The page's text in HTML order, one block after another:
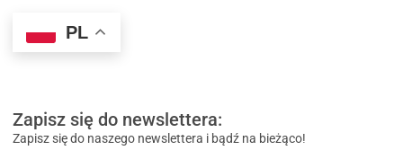
PL
Zapisz się do newslettera:
Zapisz się do naszego newslettera i bądź na bieżąco!